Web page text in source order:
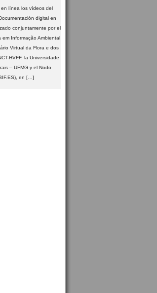
línea los vídeos del
digital en
conjuntamente por el
em Informação Ambiental
Virtual da Flora e dos
HVFF, la Universidade
– UFMG y el Nodo
en […]